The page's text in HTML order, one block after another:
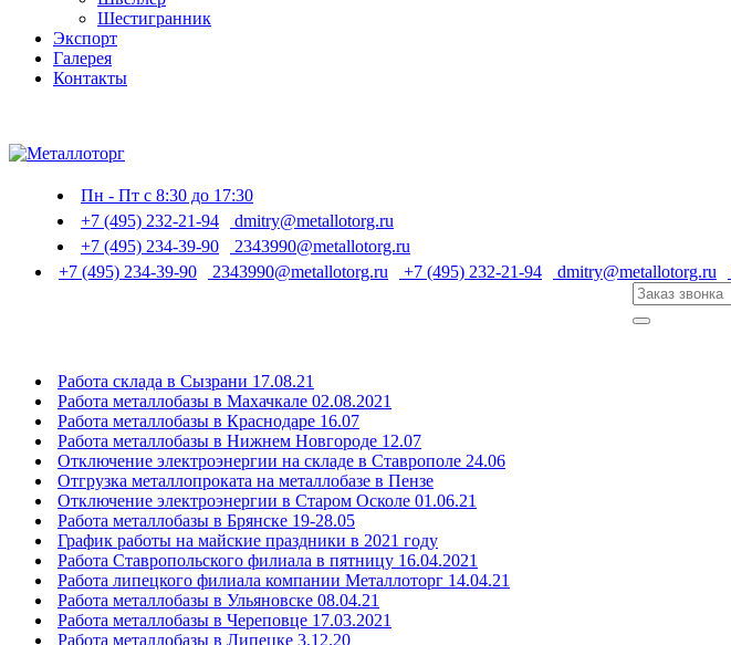
Шестигранник
Экспорт
Галерея
Контакты
Пн - Пт с 8:30 до 17:30
+7 (495) 232-21-94
dmitry@metallotorg.ru
+7 (495) 234-39-90
2343990@metallotorg.ru
+7 (495) 234-39-90
2343990@metallotorg.ru +7 (495) 232-21-94 dmitry@metallotorg.ru
Работа склада в Сызрани 17.08.21
Работа металлобазы в Махачкале 02.08.2021
Работа металлобазы в Краснодаре 16.07
Работа металлобазы в Нижнем Новгороде 12.07
Отключение электроэнергии на складе в Ставрополе 24.06
Отгрузка металлопроката на металлобазе в Пензе
Отключение электроэнергии в Старом Осколе 01.06.21
Работа металлобазы в Брянске 19-28.05
График работы на майские праздники в 2021 году
Работа Ставропольского филиала в пятницу 16.04.2021
Работа липецкого филиала компании Металлоторг 14.04.21
Работа металлобазы в Ульяновске 08.04.21
Работа металлобазы в Череповце 17.03.2021
Работа металлобазы в Липецке 3.12.20